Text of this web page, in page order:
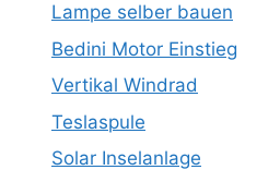
Lampe selber bauen
Bedini Motor Einstieg
Vertikal Windrad
Teslaspule
Solar Inselanlage